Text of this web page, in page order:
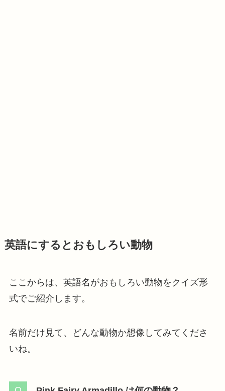
英語にするとおもしろい動物
ここからは、英語名がおもしろい動物をクイズ形
式でご紹介します。
名前だけ見て、どんな動物か想像してみてくださ
いね。